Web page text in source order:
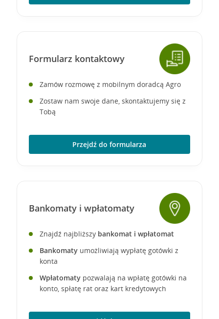
Formularz kontaktowy
Zamów rozmowę z mobilnym doradcą Agro
Zostaw nam swoje dane, skontaktujemy się z
Tobą
Przejdź do formularza
Bankomaty i wpłatomaty
Znajdź najbliższy bankomat i wpłatomat
Bankomatyumożliwiają wypłatę gotówki z
konta
Wpłatomatypozwalają na wpłatę gotówki na
konto, spłatę rat oraz kart kredytowych